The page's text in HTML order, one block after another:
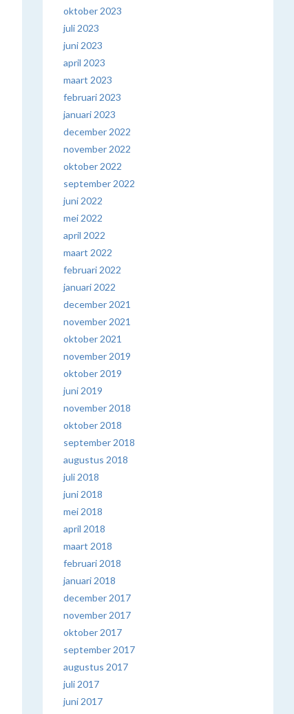
oktober 2023
juli 2023
juni 2023
april 2023
maart 2023
februari 2023
januari 2023
december 2022
november 2022
oktober 2022
september 2022
juni 2022
mei 2022
april 2022
maart 2022
februari 2022
januari 2022
december 2021
november 2021
oktober 2021
november 2019
oktober 2019
juni 2019
november 2018
oktober 2018
september 2018
augustus 2018
juli 2018
juni 2018
mei 2018
april 2018
maart 2018
februari 2018
januari 2018
december 2017
november 2017
oktober 2017
september 2017
augustus 2017
juli 2017
juni 2017